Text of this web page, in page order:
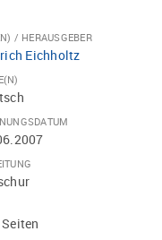
/ HERAUSGEBER
Eichholtz